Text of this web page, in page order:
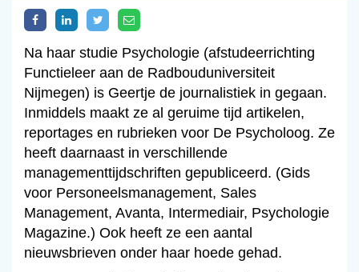
Na haar studie Psychologie (afstudeerrichting
Functieleer aan de Radbouduniversiteit
Nijmegen) is Geertje de journalistiek in gegaan.
Inmiddels maakt ze al geruime tijd artikelen,
reportages en rubrieken voor De Psycholoog. Ze
heeft daarnaast in verschillende
managementtijdschriften gepubliceerd. (Gids
voor Personeelsmanagement, Sales
Management, Avanta, Intermediair, Psychologie
Magazine.) Ook heeft ze een aantal
nieuwsbrieven onder haar hoede gehad.